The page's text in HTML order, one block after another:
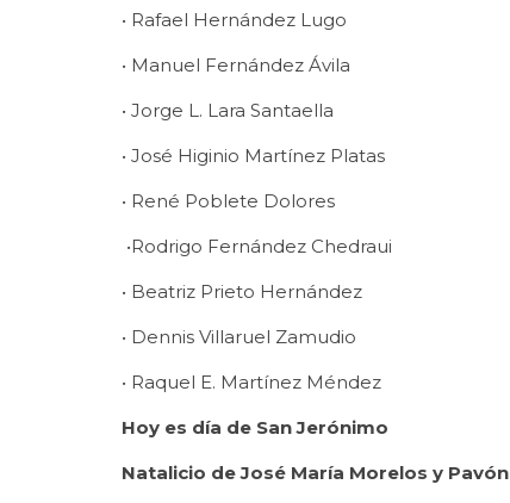
• Rafael Hernández Lugo
• Manuel Fernández Ávila
• Jorge L. Lara Santaella
• José Higinio Martínez Platas
• René Poblete Dolores
•Rodrigo Fernández Chedraui
• Beatriz Prieto Hernández
• Dennis Villaruel Zamudio
• Raquel E. Martínez Méndez
Hoy es día de San Jerónimo
Natalicio de José María Morelos y Pavón